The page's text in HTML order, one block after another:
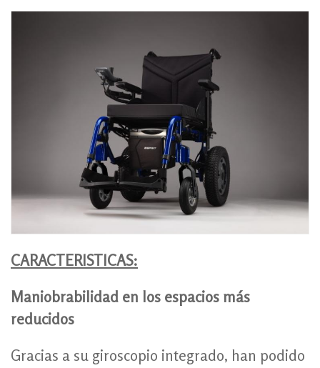
CARACTERISTICAS:
Maniobrabilidad en los espacios más
reducidos
Gracias a su giroscopio integrado, han podido